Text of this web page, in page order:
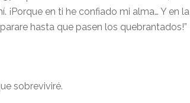
¡Porque en ti he confiado mi alma… Y en la
hasta que pasen los quebrantados!”
sobreviviré.